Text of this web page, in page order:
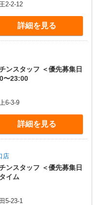
2-2-12
詳細を見る
ンスタッフ ＜優先募集日
〜23:00
6-3-9
詳細を見る
店
ンスタッフ ＜優先募集日
イム
5-23-1